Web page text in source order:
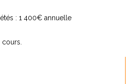
: 1 400€ annuelle
cours.